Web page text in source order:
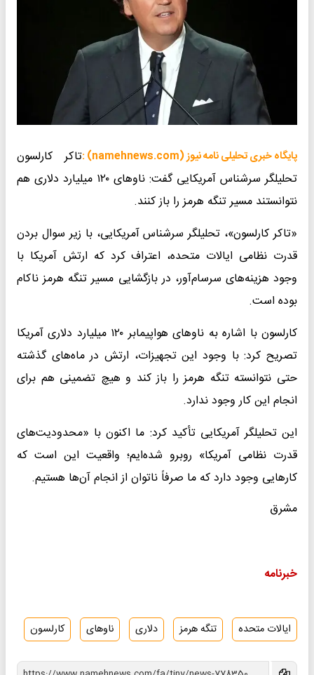
پایگاه خبری تحلیلی نامه نیوز (namehnews.com) :
تاکر کارلسون
تحلیلگر سرشناس آمریکایی گفت: ناوهای ۱۲۰ میلیارد دلاری هم
نتوانستند مسیر تنگه هرمز را باز کنند.
«تاکر کارلسون»، تحلیلگر سرشناس آمریکایی، با زیر سوال بردن
قدرت نظامی ایالات متحده، اعتراف کرد که ارتش آمریکا با
وجود هزینه‌های سرسام‌آور، در بازگشایی مسیر تنگه هرمز ناکام
بوده است.
کارلسون با اشاره به ناوهای هواپیمابر ۱۲۰ میلیارد دلاری آمریکا
تصریح کرد: با وجود این تجهیزات، ارتش در ماه‌های گذشته
حتی نتوانسته تنگه هرمز را باز کند و هیچ تضمینی هم برای
انجام این کار وجود ندارد.
این تحلیلگر آمریکایی تأکید کرد: ما اکنون با «محدودیت‌های
قدرت نظامی آمریکا» روبرو شده‌ایم؛ واقعیت این است که
کارهایی وجود دارد که ما صرفاً ناتوان از انجام آن‌ها هستیم.
مشرق
خبرنامه
ایالات متحده تنگه هرمز دلاری ناوهای کارلسون